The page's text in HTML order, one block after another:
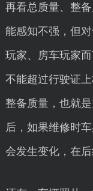
再看总质量、整
能感知不强，但
玩家、房车玩家
不能超过行驶证
整备质量，也就
后，如果维修时
会发生变化，在